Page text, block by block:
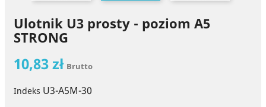
Ulotnik U3 prosty - poziom A5
STRONG
10,83 zł Brutto
Indeks U3-A5M-30